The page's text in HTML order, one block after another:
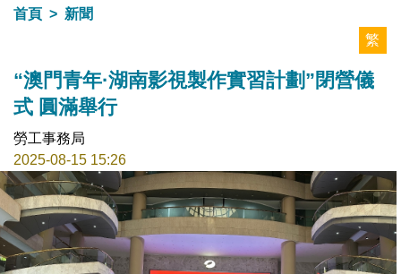
首頁
新聞
繁
“澳門青年·湖南影視製作實習計劃”閉營儀
式 圓滿舉行
勞工事務局
2025-08-15 15:26